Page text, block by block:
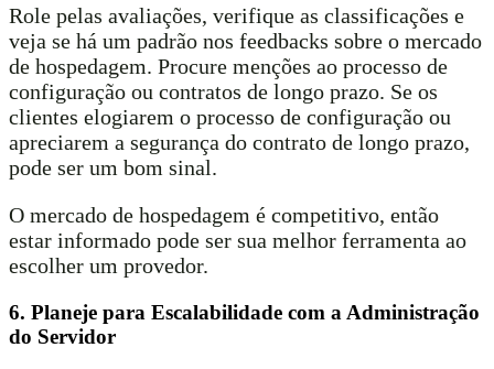
Role pelas avaliações, verifique as classificações e
veja se há um padrão nos feedbacks sobre o mercado
de hospedagem. Procure menções ao processo de
configuração ou contratos de longo prazo. Se os
clientes elogiarem o processo de configuração ou
apreciarem a segurança do contrato de longo prazo,
pode ser um bom sinal.
O mercado de hospedagem é competitivo, então
estar informado pode ser sua melhor ferramenta ao
escolher um provedor.
6. Planeje para Escalabilidade com a Administração
do Servidor